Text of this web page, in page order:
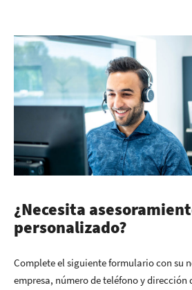
¿Necesita
personalizado?
Complete el siguiente formulario con su
empresa, número de teléfono y dirección